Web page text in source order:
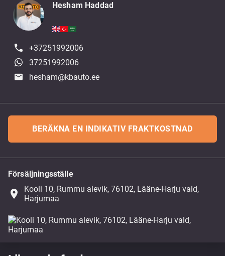
Hesham Haddad
+37251992006
37251992006
hesham@kbauto.ee
BERÄKNA EN INDIKATIV FRAKTKOSTNAD
Försäljningsställe
place
Kooli 10, Rummu alevik, 76102, Lääne-Harju vald,
Harjumaa